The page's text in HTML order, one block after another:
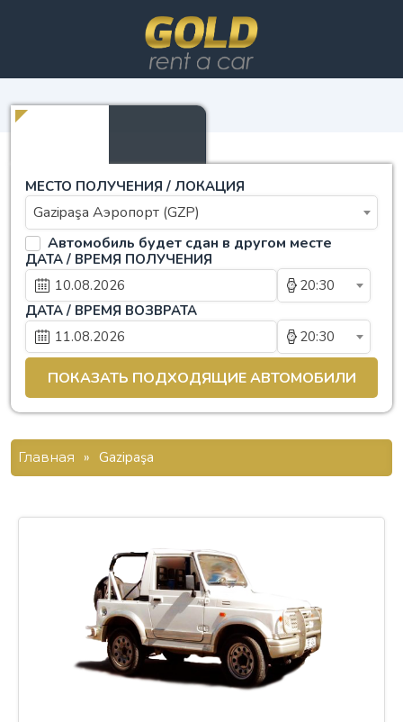
МЕСТО ПОЛУЧЕНИЯ / ЛОКАЦИЯ
Gazipaşa Аэропорт (GZP)
Автомобиль будет сдан в другом месте
ДАТА / ВРЕМЯ ПОЛУЧЕНИЯ
20:30
ДАТА / ВРЕМЯ ВОЗВРАТА
20:30
Главная » Gazipaşa